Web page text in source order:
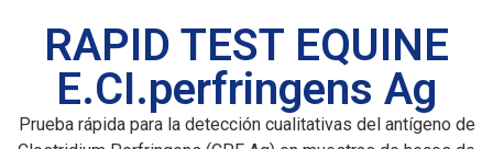
RAPID TEST EQUINE
E.CI.perfringens Ag
Prueba rápida para la detección cualitativas del antígeno de